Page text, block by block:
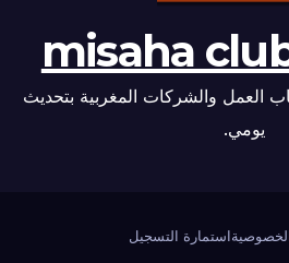
misaha
والشركات المغربية بتحديث
يومي.
استمارة التسجيل